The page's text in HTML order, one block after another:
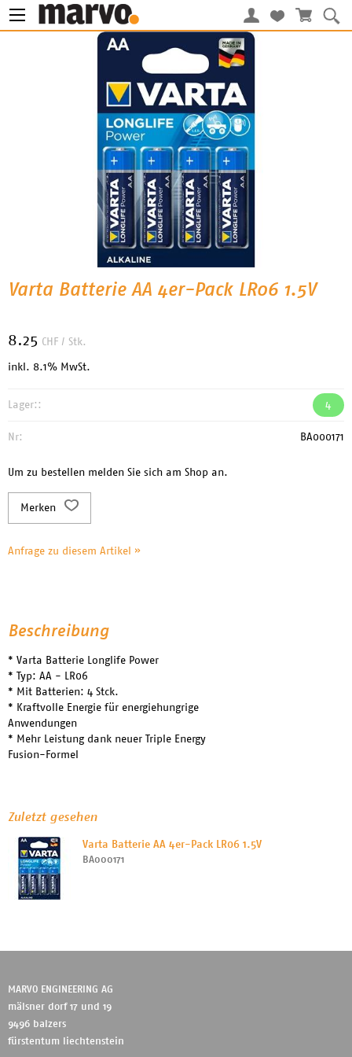
Varta Batterie AA 4er-Pack LR06 1.5V
8.25 CHF / Stk.
inkl. 8.1% MwSt.
Lager:: 4
Nr: BA000171
Um zu bestellen melden Sie sich am Shop an.
Merken
Anfrage zu diesem Artikel »
Beschreibung
* Varta Batterie Longlife Power
* Typ: AA - LR06
* Mit Batterien: 4 Stck.
* Kraftvolle Energie für energiehungrige
Anwendungen
* Mehr Leistung dank neuer Triple Energy
Fusion-Formel
Zuletzt gesehen
Varta Batterie AA 4er-Pack LR06 1.5V
BA000171
MARVO ENGINEERING AG
mälsner dorf 17 und 19
9496 balzers
fürstentum liechtenstein